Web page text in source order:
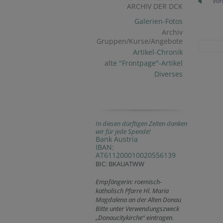
ARCHIV DER DCK
Galerien-Fotos
Archiv
Gruppen/Kurse/Angebote
Artikel-Chronik
alte "Frontpage"-Artikel
Diverses
In diesen dürftigen Zeiten danken
wir für jede Spende!
Bank Austria
IBAN:
AT611200010020556139
BIC: BKAUATWW
Empfängerin: roemisch-
katholisch Pfarre Hl. Maria
Magdalena an der Alten Donau
Bitte unter Verwendungszweck
„Donaucitykirche“ eintragen.